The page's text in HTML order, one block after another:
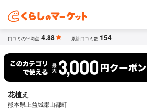
口コミの平均点 4.88 累計口コミ数 154
花植え
熊本県上益城郡山都町